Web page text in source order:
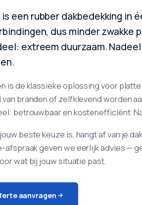
is een rubber dakbedekking in
dus minder zwakke
extreem duurzaam.
is de klassieke oplossing voor
branden of zelfklevend worden
betrouwbaar en kostenefficiënt.
beste keuze is, hangt af van je
geven we eerlijk advies —
wat bij jouw situatie past.
aanvragen